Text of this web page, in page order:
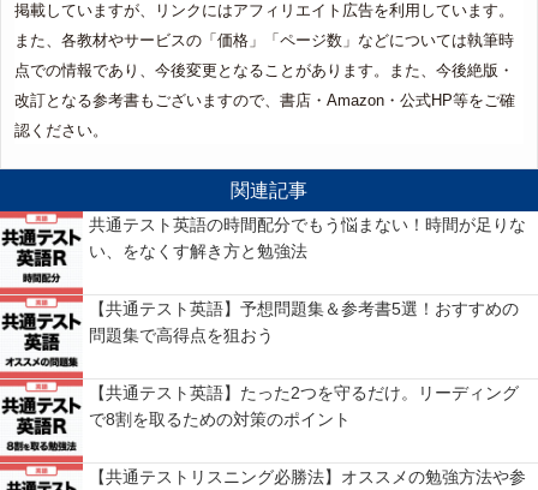
掲載していますが、リンクにはアフィリエイト広告を利用しています。
また、各教材やサービスの「価格」「ページ数」などについては執筆時
点での情報であり、今後変更となることがあります。また、今後絶版・
改訂となる参考書もございますので、書店・Amazon・公式HP等をご確
認ください。
関連記事
共通テスト英語の時間配分でもう悩まない！時間が足りな
い、をなくす解き方と勉強法
【共通テスト英語】予想問題集＆参考書5選！おすすめの
問題集で高得点を狙おう
【共通テスト英語】たった2つを守るだけ。リーディング
で8割を取るための対策のポイント
【共通テストリスニング必勝法】オススメの勉強方法や参